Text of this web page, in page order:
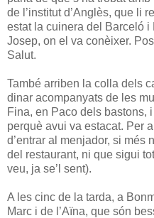
de l’institut d’Anglès, que li
estat la cuinera del Barceló
Josep, on el va conèixer.
Salut.
També arriben la colla dels
dinar acompanyats de les
Fina, en Paco dels bastons,
perquè avui va estacat. Per
d’entrar al menjador, si més
del restaurant, ni que sigui
veu, ja se’l sent).
A les cinc de la tarda, a
Marc i de l’Aïna, que són